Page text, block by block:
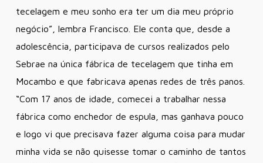
tecelagem e meu sonho era ter um dia meu próprio
negócio”, lembra Francisco. Ele conta que, desde a
adolescência, participava de cursos realizados pelo
Sebrae na única fábrica de tecelagem que tinha em
Mocambo e que fabricava apenas redes de três panos.
“Com 17 anos de idade, comecei a trabalhar nessa
fábrica como enchedor de espula, mas ganhava pouco
e logo vi que precisava fazer alguma coisa para mudar
minha vida se não quisesse tomar o caminho de tantos